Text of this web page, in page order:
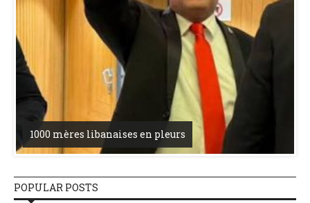
1000 mères libanaises en pleurs
POPULAR POSTS